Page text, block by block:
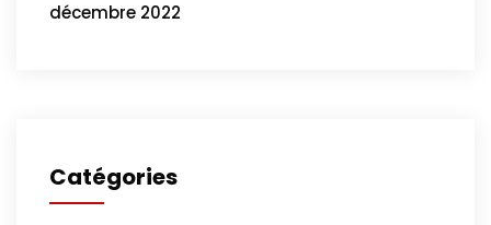
décembre 2022
Catégories